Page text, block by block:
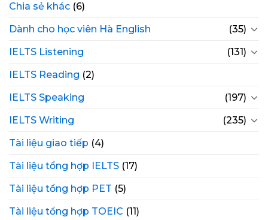
Chia sẻ khác (6)
Dành cho học viên Hà English
(35)
IELTS Listening
(131)
IELTS Reading (2)
IELTS Speaking
(197)
IELTS Writing
(235)
Tài liệu giao tiếp (4)
Tài liệu tổng hợp IELTS (17)
Tài liệu tổng hợp PET (5)
Tài liệu tổng hợp TOEIC (11)